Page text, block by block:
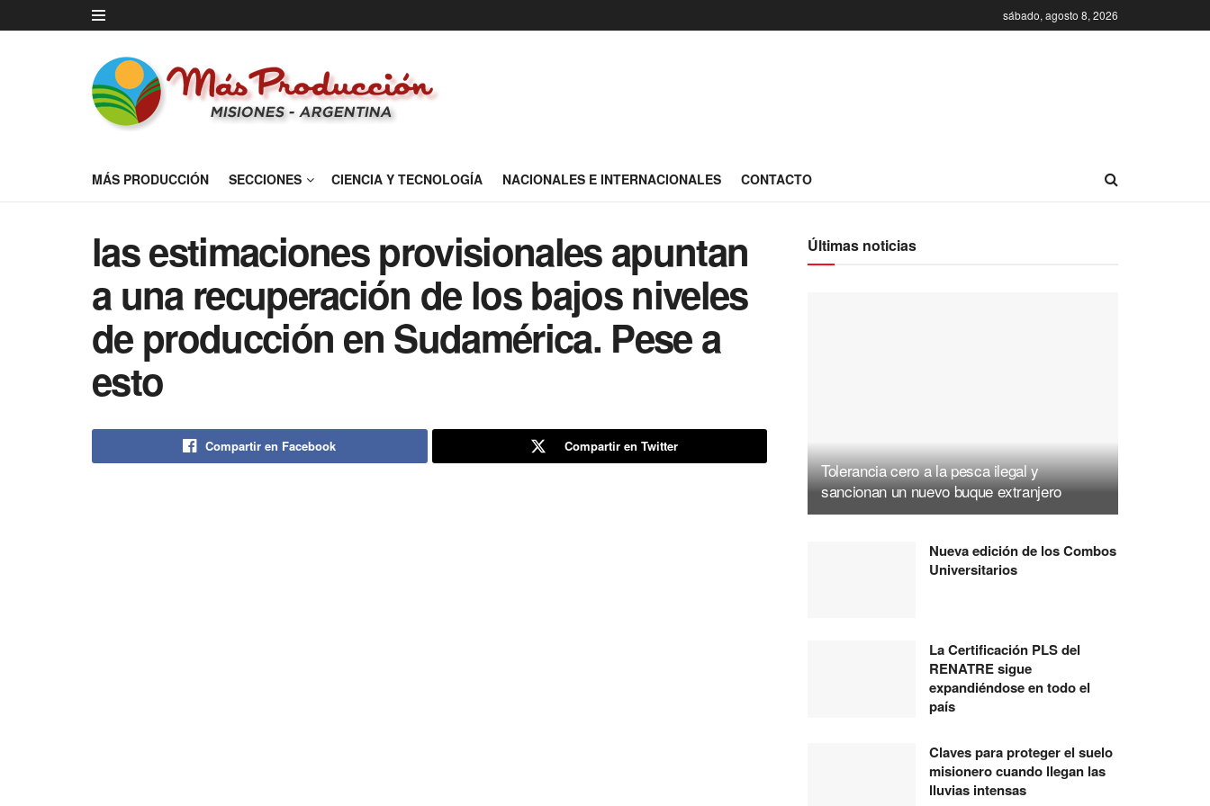
sábado, agosto 8, 2026
MÁS PRODUCCIÓN SECCIONES CIENCIA Y TECNOLOGÍA NACIONALES E INTERNACIONALES CONTACTO
las estimaciones provisionales apuntan
a una recuperación de los bajos niveles
de producción en Sudamérica. Pese a
esto
Compartir en Facebook Compartir en Twitter
Últimas noticias
Tolerancia cero a la pesca ilegal y
sancionan un nuevo buque extranjero
Nueva edición de los Combos
Universitarios
La Certificación PLS del
RENATRE sigue
expandiéndose en todo el
país
Claves para proteger el suelo
misionero cuando llegan las
lluvias intensas